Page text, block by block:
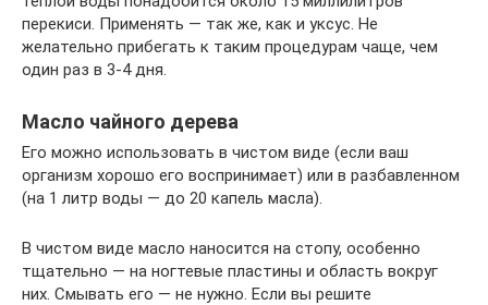
перекиси. Применять — так же, как и уксус. Не
желательно прибегать к таким процедурам чаще, чем
один раз в 3-4 дня.
Масло чайного дерева
Его можно использовать в чистом виде (если ваш
организм хорошо его воспринимает) или в разбавленном
(на 1 литр воды — до 20 капель масла).
В чистом виде масло наносится на стопу, особенно
тщательно — на ногтевые пластины и область вокруг
них. Смывать его — не нужно. Если вы решите